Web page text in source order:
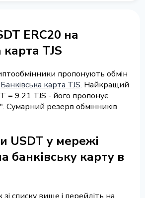
ERC20 на
карта TJS
пропонують обмін
Банківська карта TJS. Найкращий
= 9.21 TJS - його пропонує
Сумарний резерв обмінників
USDT у мережі
банківську карту в